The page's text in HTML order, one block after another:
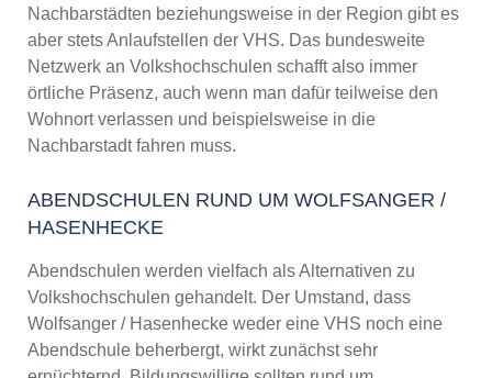
Nachbarstädten beziehungsweise in der Region gibt es
aber stets Anlaufstellen der VHS. Das bundesweite
Netzwerk an Volkshochschulen schafft also immer
örtliche Präsenz, auch wenn man dafür teilweise den
Wohnort verlassen und beispielsweise in die
Nachbarstadt fahren muss.
ABENDSCHULEN RUND UM WOLFSANGER /
HASENHECKE
Abendschulen werden vielfach als Alternativen zu
Volkshochschulen gehandelt. Der Umstand, dass
Wolfsanger / Hasenhecke weder eine VHS noch eine
Abendschule beherbergt, wirkt zunächst sehr